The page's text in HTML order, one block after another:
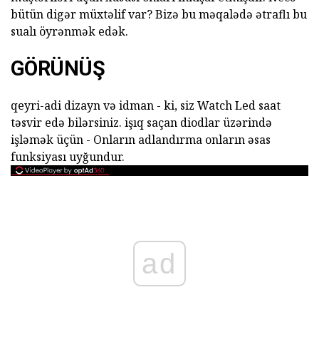
bütün digər müxtəlif var? Bizə bu məqalədə ətraflı bu
sualı öyrənmək edək.
GÖRÜNÜŞ
qeyri-adi dizayn və idman - ki, siz Watch Led saat
təsvir edə bilərsiniz. işıq saçan diodlar üzərində
işləmək üçün - Onların adlandırma onların əsas
funksiyası uyğundur.
ad